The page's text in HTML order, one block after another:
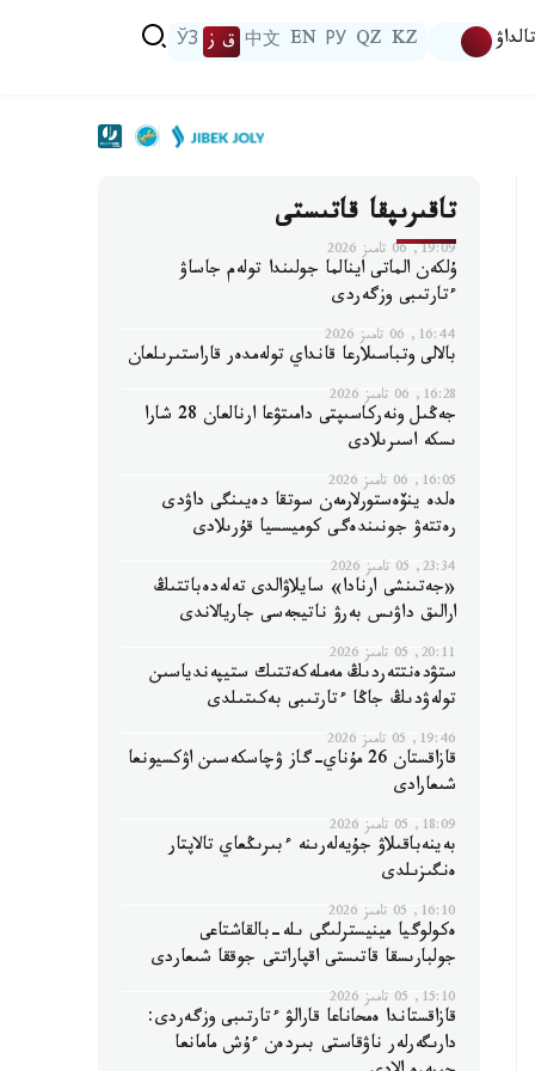
تالداۋ KZ
QZ
РУ
EN
中文 ق ز ЎЗ
تاقىرىپقا قاتىستى
19:09, 06 تامىز 2026
ۇلكەن الماتى اينالما جولىندا تولەم جاساۋ
ءتارتىبى وزگەردى
16:44, 06 تامىز 2026
بالالى وتباسىلارعا قانداي تولەمدەر قاراستىرىلعان
16:28, 06 تامىز 2026
جەڭىل ونەركاسىپتى دامىتۋعا ارنالعان 28 شارا
ىسكە اسىرىلادى
16:05, 06 تامىز 2026
ەلدە ينۆەستورلارمەن سوتقا دەيىنگى داۋدى
رەتتەۋ جونىندەگى كوميسسيا قۇرىلادى
23:34, 05 تامىز 2026
«جەتىنشى ارنادا» سايلاۋالدى تەلەدەباتتىڭ
ارالىق داۋىس بەرۋ ناتيجەسى جاريالاندى
20:11, 05 تامىز 2026
ستۋدەنتتەردىڭ مەملەكەتتىك ستيپەندياسىن
تولەۋدىڭ جاڭا ءتارتىبى بەكىتىلدى
19:46, 05 تامىز 2026
قازاقستان 26 مۇناي-گاز ۋچاسكەسىن اۋكسيونعا
شىعارادى
18:09, 05 تامىز 2026
بەينەباقىلاۋ جۇيەلەرىنە ءبىرىڭعاي تالاپتار
ەنگىزىلدى
16:10, 05 تامىز 2026
ەكولوگيا مينيسترلىگى ىلە-بالقاشتاعى
جولبارىسقا قاتىستى اقپاراتتى جوققا شىعاردى
15:10, 05 تامىز 2026
قازاقستاندا ەمحاناعا قارالۋ ءتارتىبى وزگەردى:
دارىگەرلەر ناۋقاستى بىردەن ءۇش مامانعا